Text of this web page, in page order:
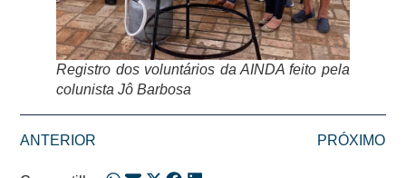
Registro dos voluntários da AINDA feito pela
colunista Jô Barbosa
ANTERIOR PRÓXIMO